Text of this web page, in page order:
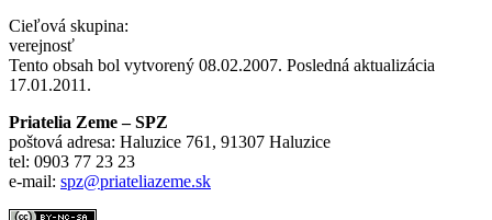
Cieľová skupina:
verejnosť
Tento obsah bol vytvorený 08.02.2007. Posledná aktualizácia
17.01.2011.
Priatelia Zeme – SPZ
poštová adresa: Haluzice 761, 91307 Haluzice
tel: 0903 77 23 23
e-mail: spz@priateliazeme.sk